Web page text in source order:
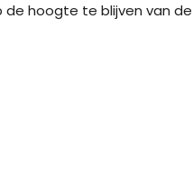
hoogte te blijven van